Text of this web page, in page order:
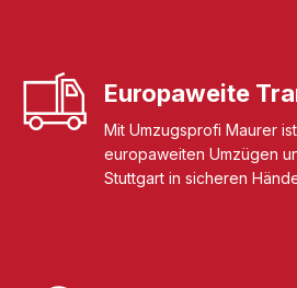
Europaweite
Mit Umzugsprofi Maurer
europaweiten Umzügen
Stuttgart in sicheren